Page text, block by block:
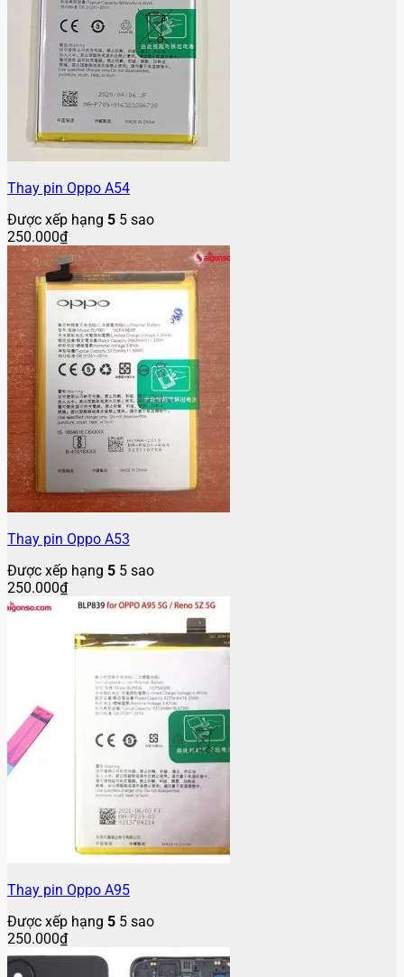
Thay pin Oppo A54
Được xếp hạng 5 5 sao
250.000₫
Thay pin Oppo A53
Được xếp hạng 5 5 sao
250.000₫
Thay pin Oppo A95
Được xếp hạng 5 5 sao
250.000₫